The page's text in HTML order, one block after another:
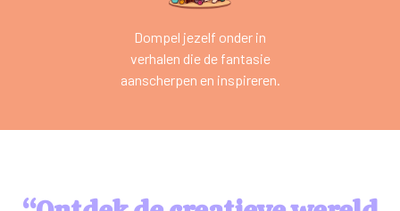
Dompel jezelf onder in
verhalen die de fantasie
aanscherpen en inspireren.